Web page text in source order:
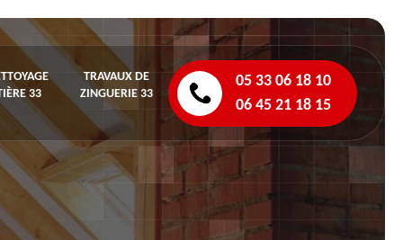
33
TRAVAUX DE
ZINGUERIE 33
05 33 06 18 10
06 45 21 18 15